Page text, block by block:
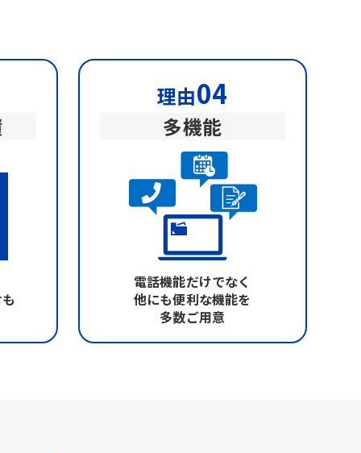
理由04
多機能
電話機能だけでなく
他にも便利な機能を
多数ご用意